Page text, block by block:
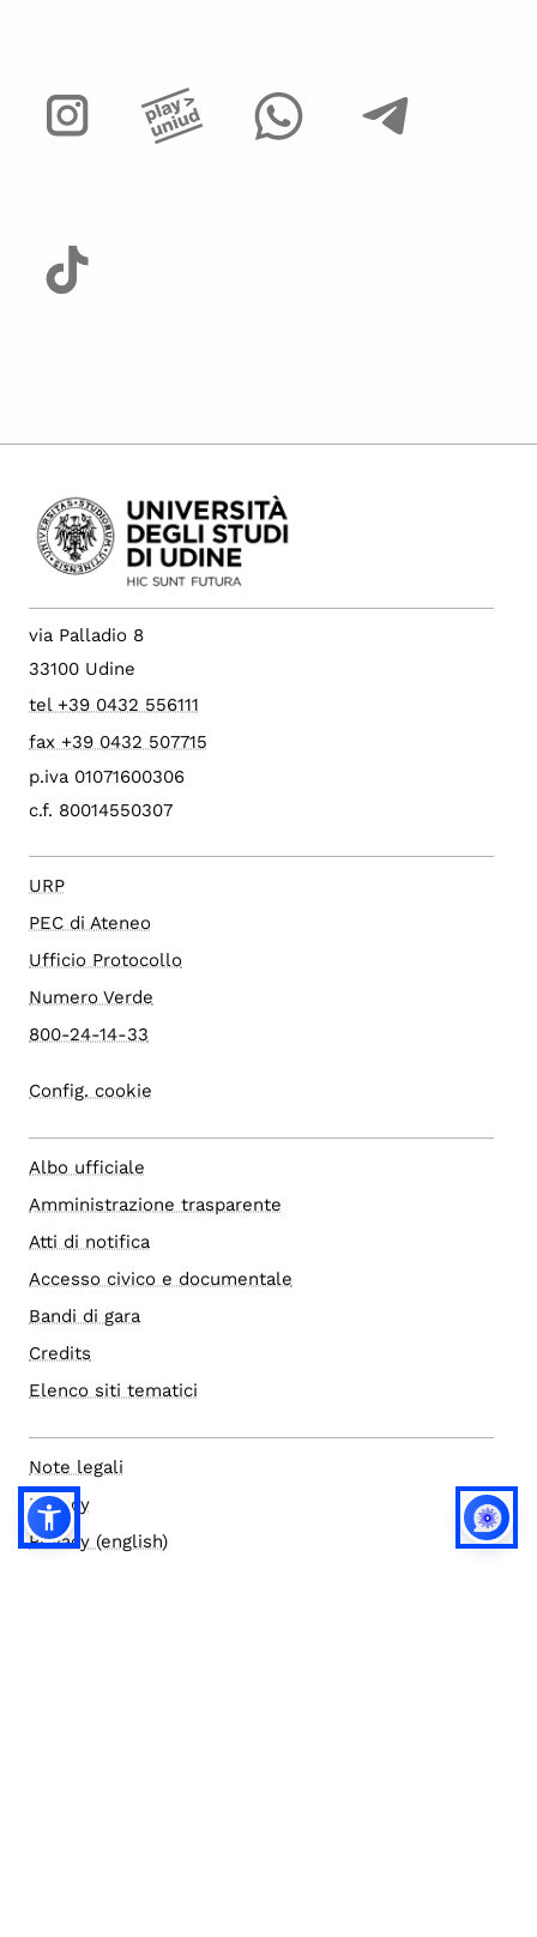
via Palladio 8
33100 Udine
tel +39 0432 556111
fax +39 0432 507715
p.iva 01071600306
c.f. 80014550307
URP
PEC di Ateneo
Ufficio Protocollo
Numero Verde
800-24-14-33
Config. cookie
Albo ufficiale
Amministrazione trasparente
Atti di notifica
Accesso civico e documentale
Bandi di gara
Credits
Elenco siti tematici
Note legali
Privacy
Privacy (english)